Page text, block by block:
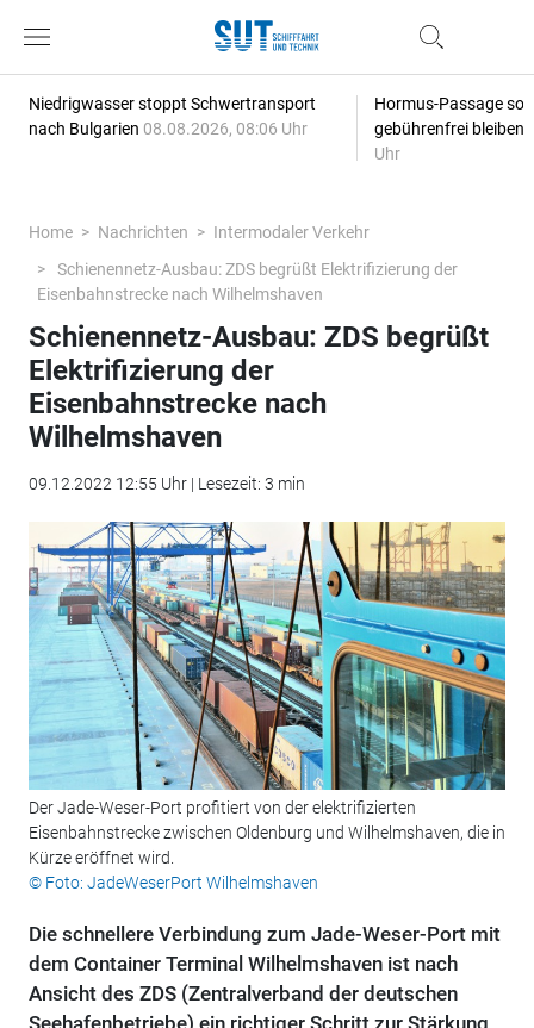
Niedrigwasser stoppt Schwertransport
nach Bulgarien 08.08.2026, 08:06 Uhr
Hormus-Passage
gebührenfrei bleiben
Uhr
Home Nachrichten
Intermodaler Verkehr
Schienennetz-Ausbau: ZDS begrüßt Elektrifizierung der
Eisenbahnstrecke nach Wilhelmshaven
Schienennetz-Ausbau: ZDS begrüßt
Elektrifizierung der
Eisenbahnstrecke nach
Wilhelmshaven
09.12.2022 12:55 Uhr | Lesezeit: 3 min
Der Jade-Weser-Port profitiert von der elektrifizierten
Eisenbahnstrecke zwischen Oldenburg und Wilhelmshaven, die in
Kürze eröffnet wird.
© Foto: JadeWeserPort Wilhelmshaven
Die schnellere Verbindung zum Jade-Weser-Port mit
dem Container Terminal Wilhelmshaven ist nach
Ansicht des ZDS (Zentralverband der deutschen